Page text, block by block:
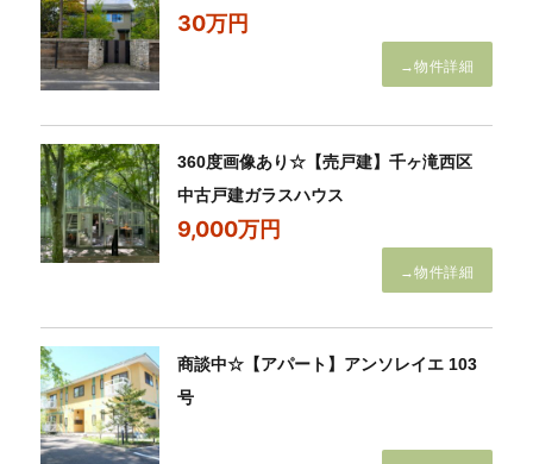
30万円
→物件詳細
360度画像あり☆【売戸建】千ヶ滝西区
中古戸建ガラスハウス
9,000万円
→物件詳細
商談中☆【アパート】アンソレイエ 103
号